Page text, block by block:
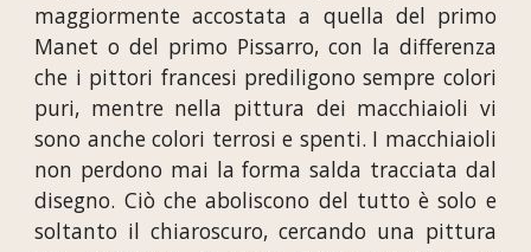
maggiormente accostata a quella del primo
Manet o del primo Pissarro, con la differenza
che i pittori francesi prediligono sempre colori
puri, mentre nella pittura dei macchiaioli vi
sono anche colori terrosi e spenti. I macchiaioli
non perdono mai la forma salda tracciata dal
disegno. Ciò che aboliscono del tutto è solo e
soltanto il chiaroscuro, cercando una pittura